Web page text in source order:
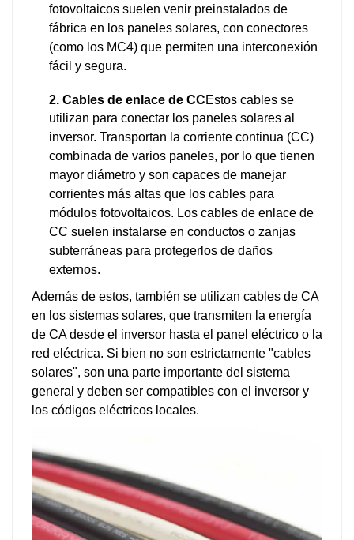
fotovoltaicos suelen venir preinstalados de
fábrica en los paneles solares, con conectores
(como los MC4) que permiten una interconexión
fácil y segura.
2. Cables de enlace de CCEstos cables se
utilizan para conectar los paneles solares al
inversor. Transportan la corriente continua (CC)
combinada de varios paneles, por lo que tienen
mayor diámetro y son capaces de manejar
corrientes más altas que los cables para
módulos fotovoltaicos. Los cables de enlace de
CC suelen instalarse en conductos o zanjas
subterráneas para protegerlos de daños
externos.
Además de estos, también se utilizan cables de CA
en los sistemas solares, que transmiten la energía
de CA desde el inversor hasta el panel eléctrico o la
red eléctrica. Si bien no son estrictamente "cables
solares", son una parte importante del sistema
general y deben ser compatibles con el inversor y
los códigos eléctricos locales.